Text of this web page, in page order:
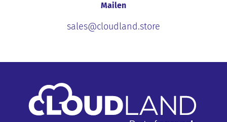
Mailen
sales@cloudland.store